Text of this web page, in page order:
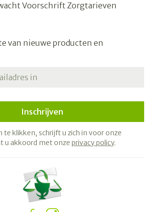
Voorschrift Zorgtarieven
van nieuwe producten en
Inschrijven
te klikken, schrijft u zich in voor onze
u akkoord met onze privacy policy.